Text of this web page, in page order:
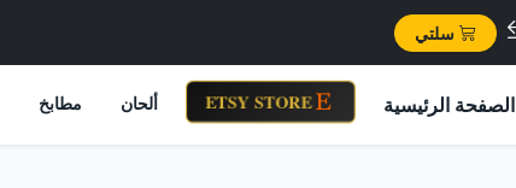
سلتي
الصفحة الرئيسية ETSY STORE ألحان مطابخ